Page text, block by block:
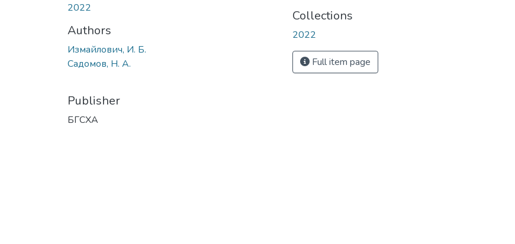
2022
Authors
Измайлович, И. Б.
Садомов, Н. А.
Publisher
БГСХА
Collections
2022
Full item page